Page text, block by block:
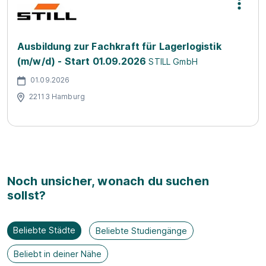
Ausbildung zur Fachkraft für Lagerlogistik
(m/w/d) - Start 01.09.2026 STILL GmbH
01.09.2026
22113 Hamburg
Noch unsicher, wonach du suchen
sollst?
Beliebte Städte Beliebte Studiengänge
Beliebt in deiner Nähe